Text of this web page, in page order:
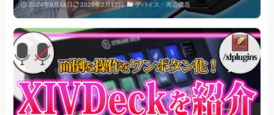
2024年9月14日 2026年2月12日 デバイス・周辺機器